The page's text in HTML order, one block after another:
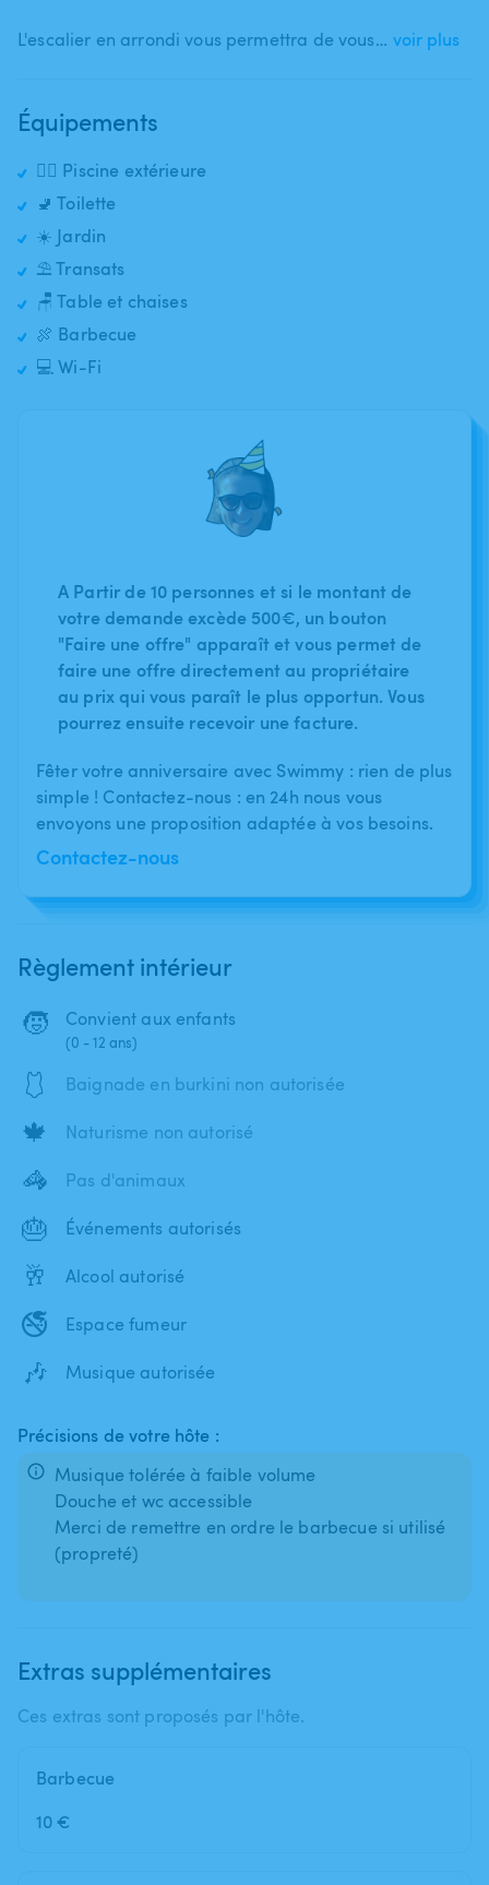
L'escalier en arrondi vous permettra de vous… voir plus
Équipements
🏊‍♂️ Piscine extérieure
🚽 Toilette
☀️ Jardin
⛱️ Transats
🪑 Table et chaises
🍖 Barbecue
💻 Wi-Fi
A Partir de 10 personnes et si le montant de
votre demande excède 500€, un bouton
"Faire une offre" apparaît et vous permet de
faire une offre directement au propriétaire
au prix qui vous paraît le plus opportun. Vous
pourrez ensuite recevoir une facture.
Fêter votre anniversaire avec Swimmy : rien de plus
simple ! Contactez-nous : en 24h nous vous
envoyons une proposition adaptée à vos besoins.
Contactez-nous
Règlement intérieur
🧒 Convient aux enfants
(0 - 12 ans)
🩱 Baignade en burkini non autorisée
🍁 Naturisme non autorisé
🦓 Pas d'animaux
🎂 Événements autorisés
🥂 Alcool autorisé
🚭 Espace fumeur
🎶 Musique autorisée
Précisions de votre hôte :
Musique tolérée à faible volume
Douche et wc accessible
Merci de remettre en ordre le barbecue si utilisé
(propreté)
Extras supplémentaires
Ces extras sont proposés par l'hôte.
Barbecue
10 €